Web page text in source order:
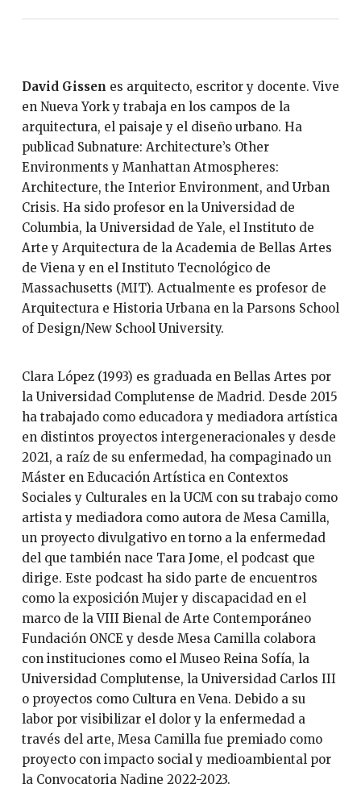
David Gissen es arquitecto, escritor y docente. Vive
en Nueva York y trabaja en los campos de la
arquitectura, el paisaje y el diseño urbano. Ha
publicad Subnature: Architecture’s Other
Environments y Manhattan Atmospheres:
Architecture, the Interior Environment, and Urban
Crisis. Ha sido profesor en la Universidad de
Columbia, la Universidad de Yale, el Instituto de
Arte y Arquitectura de la Academia de Bellas Artes
de Viena y en el Instituto Tecnológico de
Massachusetts (MIT). Actualmente es profesor de
Arquitectura e Historia Urbana en la Parsons School
of Design/New School University.
Clara López (1993) es graduada en Bellas Artes por
la Universidad Complutense de Madrid. Desde 2015
ha trabajado como educadora y mediadora artística
en distintos proyectos intergeneracionales y desde
2021, a raíz de su enfermedad, ha compaginado un
Máster en Educación Artística en Contextos
Sociales y Culturales en la UCM con su trabajo como
artista y mediadora como autora de Mesa Camilla,
un proyecto divulgativo en torno a la enfermedad
del que también nace Tara Jome, el podcast que
dirige. Este podcast ha sido parte de encuentros
como la exposición Mujer y discapacidad en el
marco de la VIII Bienal de Arte Contemporáneo
Fundación ONCE y desde Mesa Camilla colabora
con instituciones como el Museo Reina Sofía, la
Universidad Complutense, la Universidad Carlos III
o proyectos como Cultura en Vena. Debido a su
labor por visibilizar el dolor y la enfermedad a
través del arte, Mesa Camilla fue premiado como
proyecto con impacto social y medioambiental por
la Convocatoria Nadine 2022-2023.